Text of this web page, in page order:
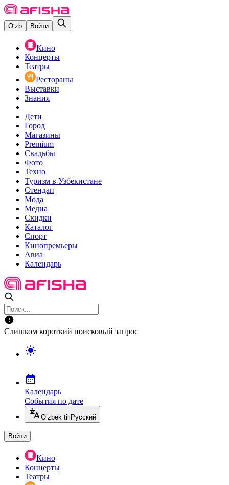
O‘zb Войти
Кино
Концерты
Театры
Рестораны
Выставки
Знания
Дети
Город
Магазины
Premium
Свадьбы
Фото
Техно
Туризм в Узбекистане
Стендап
Мода
Медиа
Скидки
Каталог
Спорт
Кинопремьеры
Авиа
Календарь
Слишком короткий поисковый запрос
Календарь
События по дате
O’zbek tili Русский
Войти
Кино
Концерты
Театры